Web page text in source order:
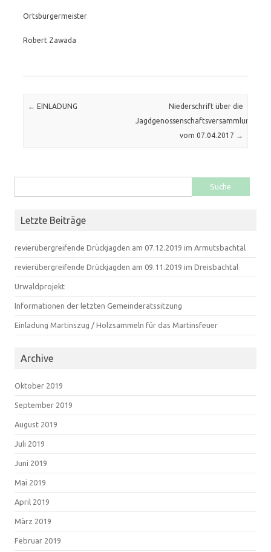
Ortsbürgermeister
Robert Zawada
Post navigation
← EINLADUNG
Niederschrift über die
Jagdgenossenschaftsversammlung
vom 07.04.2017
→
Letzte Beiträge
revierübergreifende Drückjagden am 07.12.2019 im Armutsbachtal
revierübergreifende Drückjagden am 09.11.2019 im Dreisbachtal
Urwaldprojekt
Informationen der letzten Gemeinderatssitzung
Einladung Martinszug / Holzsammeln für das Martinsfeuer
Archive
Oktober 2019
September 2019
August 2019
Juli 2019
Juni 2019
Mai 2019
April 2019
März 2019
Februar 2019